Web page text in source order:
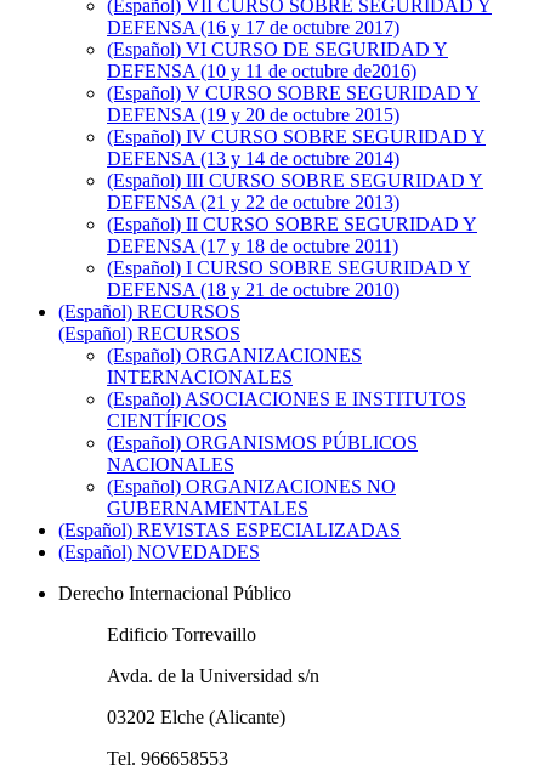
(Español) VII CURSO SOBRE SEGURIDAD Y
DEFENSA (16 y 17 de octubre 2017)
(Español) VI CURSO DE SEGURIDAD Y
DEFENSA (10 y 11 de octubre de2016)
(Español) V CURSO SOBRE SEGURIDAD Y
DEFENSA (19 y 20 de octubre 2015)
(Español) IV CURSO SOBRE SEGURIDAD Y
DEFENSA (13 y 14 de octubre 2014)
(Español) III CURSO SOBRE SEGURIDAD Y
DEFENSA (21 y 22 de octubre 2013)
(Español) II CURSO SOBRE SEGURIDAD Y
DEFENSA (17 y 18 de octubre 2011)
(Español) I CURSO SOBRE SEGURIDAD Y
DEFENSA (18 y 21 de octubre 2010)
(Español) RECURSOS
(Español) RECURSOS
(Español) ORGANIZACIONES
INTERNACIONALES
(Español) ASOCIACIONES E INSTITUTOS
CIENTÍFICOS
(Español) ORGANISMOS PÚBLICOS
NACIONALES
(Español) ORGANIZACIONES NO
GUBERNAMENTALES
(Español) REVISTAS ESPECIALIZADAS
(Español) NOVEDADES
Derecho Internacional Público
Edificio Torrevaillo
Avda. de la Universidad s/n
03202 Elche (Alicante)
Tel. 966658553